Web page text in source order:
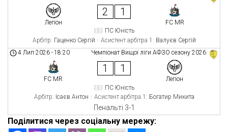
Легіон
2 1
FC MR
ПС Юність
Арбітр: Гаценко Сергій Асистент арбітра 1: Валуєв Сергій
Чемпіонат Вищої ліги АФЗО сезону 2026
4 Лип 2026 -18:20
FC MR
1 1
Легіон
ПС Юність
Арбітр: Ісаєв Антон Асистент арбітра 1: Богатир Микита
Пенальті 3-1
Поділитися через соціальну мережу: